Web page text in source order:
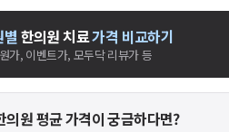
별 한의원치료가격 비교하기
가, 이벤트가, 모두닥 리뷰가 등
의원평균 가격이 궁금하다면?